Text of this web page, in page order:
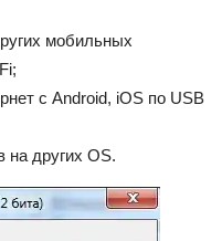
мобильных
с Android, iOS по USB
на других OS.